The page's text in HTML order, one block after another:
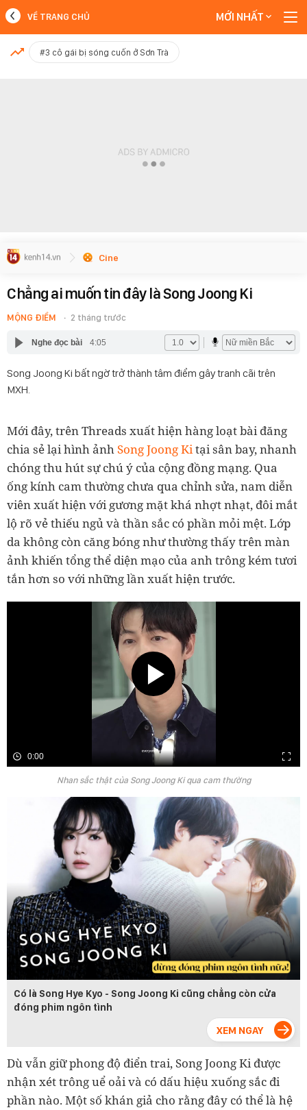
MỚI NHẤT
VỀ TRANG CHỦ MỚI NHẤT
#3 cô gái bị sóng cuốn ở Sơn Trà
Cine
Chẳng ai muốn tin đây là Song Joong Ki
MỘNG ĐIỀM 2 tháng trước
Nghe đọc bài 4:05
Song Joong Ki bất ngờ trở thành tâm điểm gây tranh cãi trên
MXH.
Mới đây, trên Threads xuất hiện hàng loạt bài đăng
chia sẻ lại hình ảnhSong Joong Kitại sân bay, nhanh
chóng thu hút sự chú ý của cộng đồng mạng. Qua
ống kính cam thường chưa qua chỉnh sửa, nam diễn
viên xuất hiện với gương mặt khá nhợt nhạt, đôi mắt
lộ rõ vẻ thiếu ngủ và thần sắc có phần mỏi mệt. Lớp
da không còn căng bóng như thường thấy trên màn
ảnh khiến tổng thể diện mạo của anh trông kém tươi
tắn hơn so với những lần xuất hiện trước.
0:00
Nhan sắc thật của Song Joong Ki qua cam thường
Có là Song Hye Kyo - Song Joong Ki cũng chẳng còn cửa
đóng phim ngôn tình
Dù vẫn giữ phong độ điển trai, Song Joong Ki được
nhận xét trông uể oải và có dấu hiệu xuống sắc đi
phần nào. Một số khán giả cho rằng đây có thể là hệ